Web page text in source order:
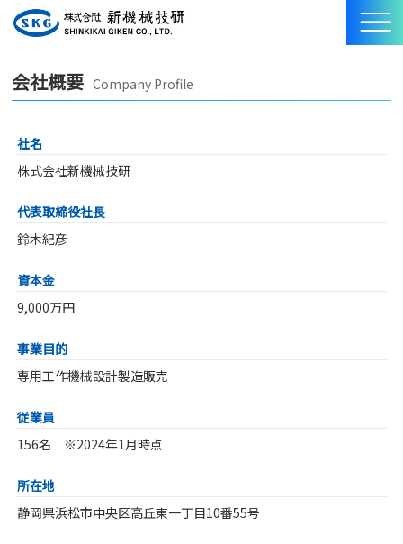
会社概要 Company Profile
社名
株式会社新機械技研
代表取締役社長
鈴木紀彦
資本金
9,000万円
事業目的
専用工作機械設計製造販売
従業員
156名 ※2024年1月時点
所在地
静岡県浜松市中央区高丘東一丁目10番55号